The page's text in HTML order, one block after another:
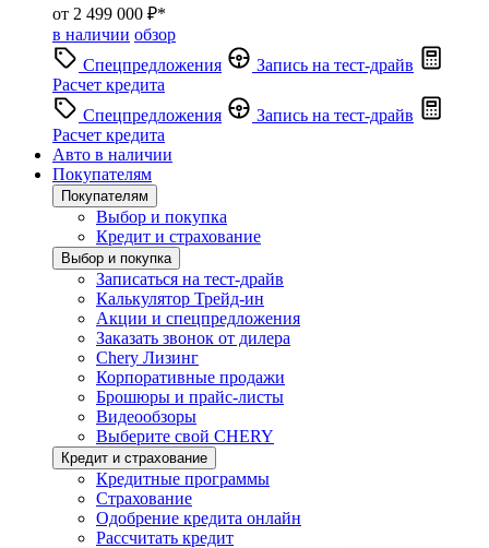
от 2 499 000 ₽*
в наличии обзор
Спецпредложения
Запись на тест-драйв
Расчет кредита
Спецпредложения
Запись на тест-драйв
Расчет кредита
Авто в наличии
Покупателям
Покупателям
Выбор и покупка
Кредит и страхование
Выбор и покупка
Записаться на тест-драйв
Калькулятор Трейд-ин
Акции и спецпредложения
Заказать звонок от дилера
Chery Лизинг
Корпоративные продажи
Брошюры и прайс-листы
Видеообзоры
Выберите свой CHERY
Кредит и страхование
Кредитные программы
Страхование
Одобрение кредита онлайн
Рассчитать кредит